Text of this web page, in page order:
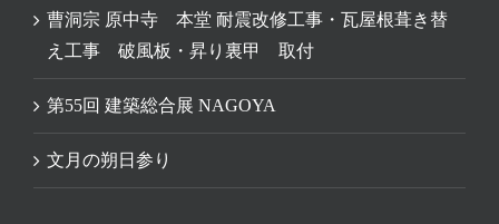
曹洞宗 原中寺 本堂 耐震改修工事・瓦屋根葺き替
え工事 破風板・昇り裏甲 取付
第55回 建築総合展 NAGOYA
文月の朔日参り